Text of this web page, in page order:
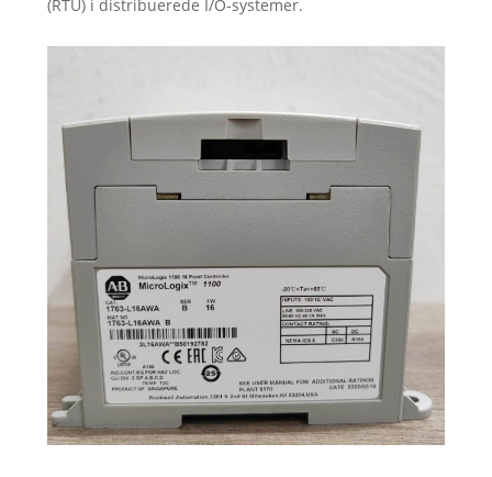
(RTU) i distribuerede I/O-systemer.